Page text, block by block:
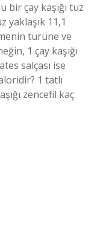
çay kaşığı tuz
yaklaşık 11,1
türüne ve
1 çay kaşığı
salçası ise
1 tatlı
zencefil kaç